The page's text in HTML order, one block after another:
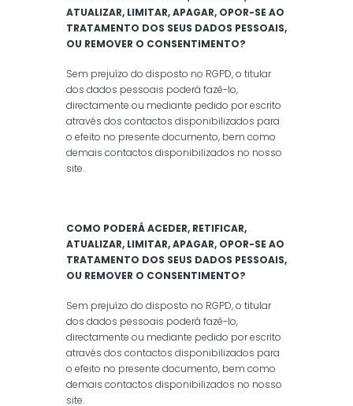
ATUALIZAR, LIMITAR, APAGAR, OPOR-SE AO
TRATAMENTO DOS SEUS DADOS PESSOAIS,
OU REMOVER O CONSENTIMENTO?
Sem prejuízo do disposto no RGPD, o titular
dos dados pessoais poderá fazê-lo,
directamente ou mediante pedido por escrito
através dos contactos disponibilizados para
o efeito no presente documento, bem como
demais contactos disponibilizados no nosso
site.
COMO PODERÁ ACEDER, RETIFICAR,
ATUALIZAR, LIMITAR, APAGAR, OPOR-SE AO
TRATAMENTO DOS SEUS DADOS PESSOAIS,
OU REMOVER O CONSENTIMENTO?
Sem prejuízo do disposto no RGPD, o titular
dos dados pessoais poderá fazê-lo,
directamente ou mediante pedido por escrito
através dos contactos disponibilizados para
o efeito no presente documento, bem como
demais contactos disponibilizados no nosso
site.